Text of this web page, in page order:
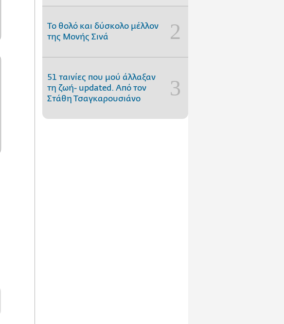
Το θολό και δύσκολο μέλλον
της Μονής Σινά
51 ταινίες που μού άλλαξαν
τη ζωή- updated. Aπό τον
Στάθη Τσαγκαρουσιάνο